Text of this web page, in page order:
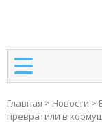
Главная > Новости >
превратили в